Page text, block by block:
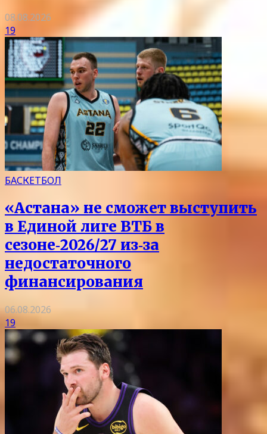
08.08.2026
19
БАСКЕТБОЛ
«Астана» не сможет выступить
в Единой лиге ВТБ в
сезоне‑2026/27 из‑за
недостаточного
финансирования
06.08.2026
19